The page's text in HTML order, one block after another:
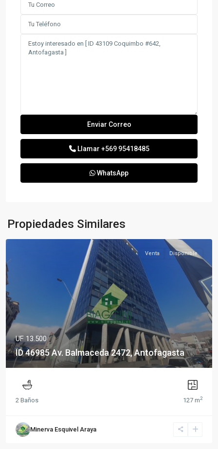
Llamar +569 95418485
WhatsApp
Propiedades Similares
Venta Disponible
UF 13.500
ID 46985 Av. Balmaceda 2472, Antofagasta
2 Baños 127 m2
Minerva Esquivel Araya